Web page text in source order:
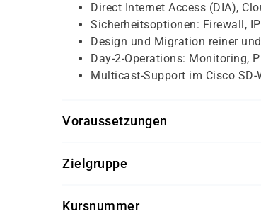
Direct Internet Access (DIA),
Sicherheitsoptionen: Firewall,
Design und Migration reiner
Day-2-Operations: Monitoring,
Multicast-Support im Cisco SD-
Voraussetzungen
Grundlagen in TLS und IPSec.
Zielgruppe
Cisco SD-WAN professionell
Kursnummer